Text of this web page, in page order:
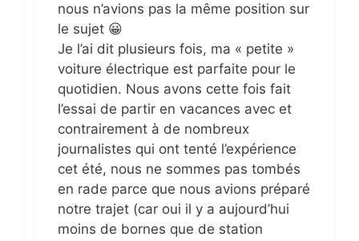
nous n’avions pas la même position sur
le sujet 😀
Je l’ai dit plusieurs fois, ma « petite »
voiture électrique est parfaite pour le
quotidien. Nous avons cette fois fait
l’essai de partir en vacances avec et
contrairement à de nombreux
journalistes qui ont tenté l’expérience
cet été, nous ne sommes pas tombés
en rade parce que nous avions préparé
notre trajet (car oui il y a aujourd’hui
moins de bornes que de station